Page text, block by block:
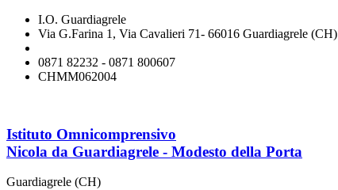
I.O. Guardiagrele
Via G.Farina 1, Via Cavalieri 71- 66016 Guardiagrele (CH)
0871 82232 - 0871 800607
CHMM062004
Istituto Omnicomprensivo
Nicola da Guardiagrele - Modesto della Porta
Guardiagrele (CH)